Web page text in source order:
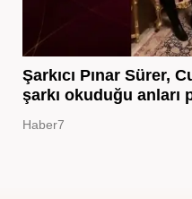
Şarkıcı Pınar Sürer,
şarkı okuduğu anları
Haber7